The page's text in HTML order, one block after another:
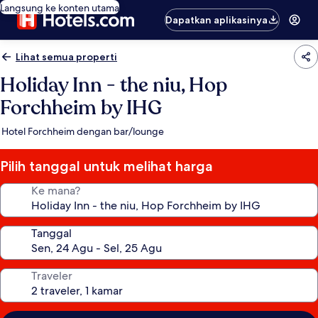
Langsung ke konten utama
Dapatkan aplikasinya
Lihat semua properti
Holiday Inn - the niu, Hop
Forchheim by IHG
Hotel Forchheim dengan bar/lounge
Pilih tanggal untuk melihat harga
Ke mana?
Tanggal
Traveler